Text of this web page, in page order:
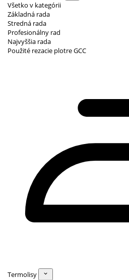
Všetko v kategórii
Základná rada
Stredná rada
Profesionálny rad
Najvyššia rada
Použité rezacie plotre GCC
Termolisy